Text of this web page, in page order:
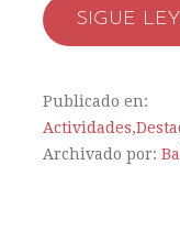
SIGUE
Publicado en:
Actividades,
Archivado por: